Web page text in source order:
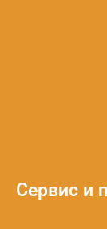
Сервис и